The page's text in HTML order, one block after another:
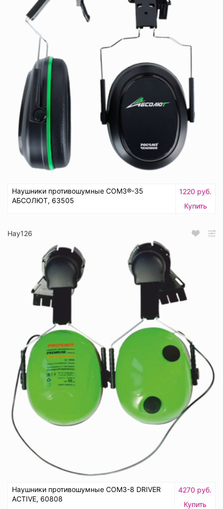
Наушники противошумные СОМЗ®-35
АБСОЛЮТ, 63505
1220 руб.
Купить
Нау126
Наушники противошумные СОМЗ-8 DRIVER
ACTIVE, 60808
4270 руб.
Купить